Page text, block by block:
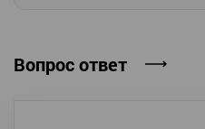
Вопрос ответ